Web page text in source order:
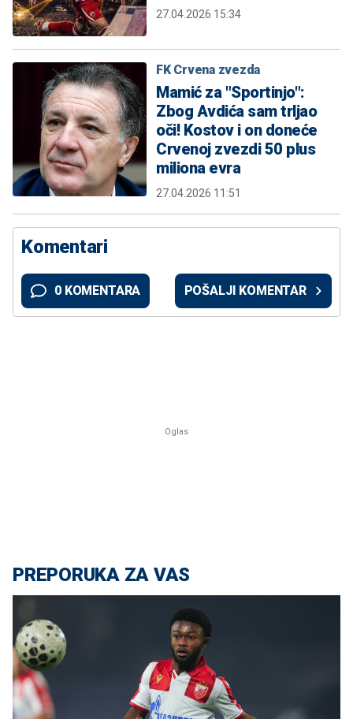
27.04.2026 15:34
FK Crvena zvezda
Mamić za "Sportinjo":
Zbog Avdića sam trljao
oči! Kostov i on doneće
Crvenoj zvezdi 50 plus
miliona evra
27.04.2026 11:51
Komentari
0 KOMENTARA POŠALJI KOMENTAR
PREPORUKA ZA VAS